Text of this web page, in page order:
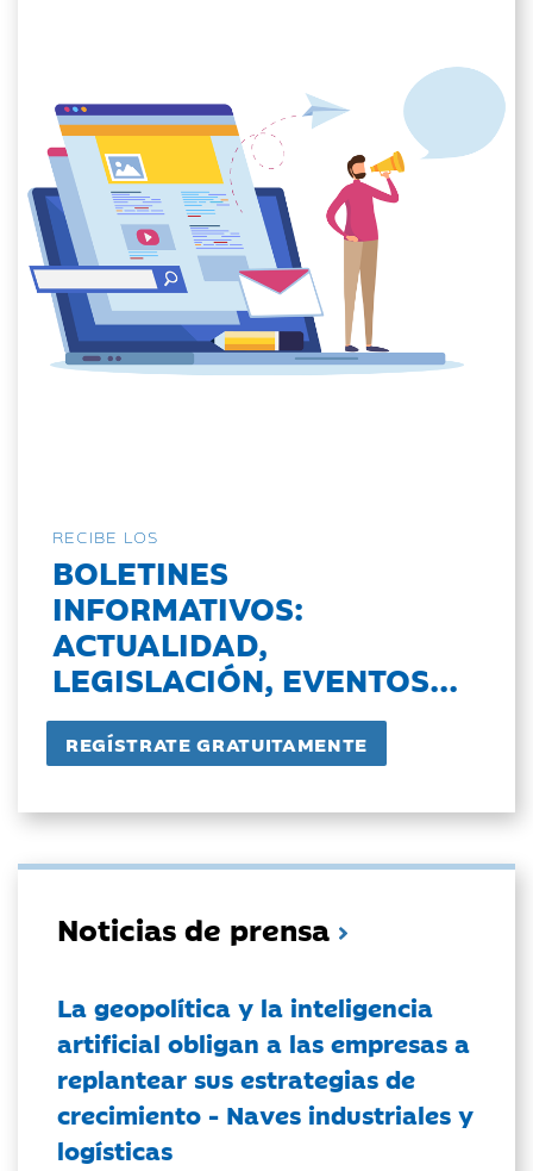
RECIBE LOS
BOLETINES
INFORMATIVOS:
ACTUALIDAD,
LEGISLACIÓN, EVENTOS...
Noticias de prensa
La geopolítica y la inteligencia
artificial obligan a las empresas a
replantear sus estrategias de
crecimiento - Naves industriales y
logísticas